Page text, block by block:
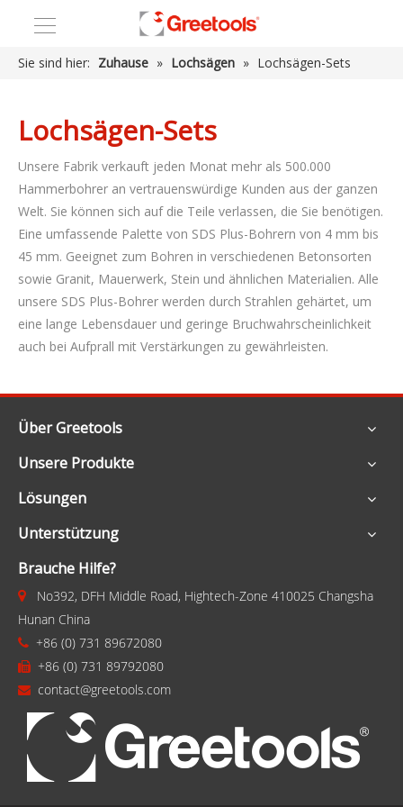
Sie sind hier: Zuhause » Lochsägen » Lochsägen-Sets
Lochsägen-Sets
Unsere Fabrik verkauft jeden Monat mehr als 500.000
Hammerbohrer an vertrauenswürdige Kunden aus der ganzen
Welt. Sie können sich auf die Teile verlassen, die Sie benötigen.
Eine umfassende Palette von SDS Plus-Bohrern von 4 mm bis
45 mm. Geeignet zum Bohren in verschiedenen Betonsorten
sowie Granit, Mauerwerk, Stein und ähnlichen Materialien. Alle
unsere SDS Plus-Bohrer werden durch Strahlen gehärtet, um
eine lange Lebensdauer und geringe Bruchwahrscheinlichkeit
auch bei Aufprall mit Verstärkungen zu gewährleisten.
Über Greetools
Unsere Produkte
Lösungen
Unterstützung
Brauche Hilfe?
 No392, DFH Middle Road, Hightech-Zone 410025 Changsha
Hunan China
 +86 (0) 731 89672080
 +86 (0) 731 89792080
 contact@greetools.com